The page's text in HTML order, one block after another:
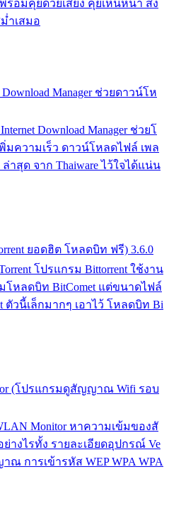
ร้อมคุยด้วยเสียง คุยเห็นหน้า ส่ง
ำเสมอ
Manager ช่วยดาวน์โห
Download Manager ช่วยโ
มความเร็ว ดาวน์โหลดไฟล์ เพล
าสุด จาก Thaiware ไว้ใจได้แน่น
ยอดฮิต โหลดบิท ฟรี) 3.6.0
โปรแกรม Bittorrent ใช้งาน
โหลดบิท BitComet แต่ขนาดไฟล์
ตัวนี้เล็กมากๆ เอาไว้ โหลดบิท Bi
(โปรแกรมดูสัญญาณ Wifi รอบ
Monitor หาความเข้มของสั
างไรทั้ง รายละเอียดอุปกรณ์ Ve
การเข้ารหัส WEP WPA WPA